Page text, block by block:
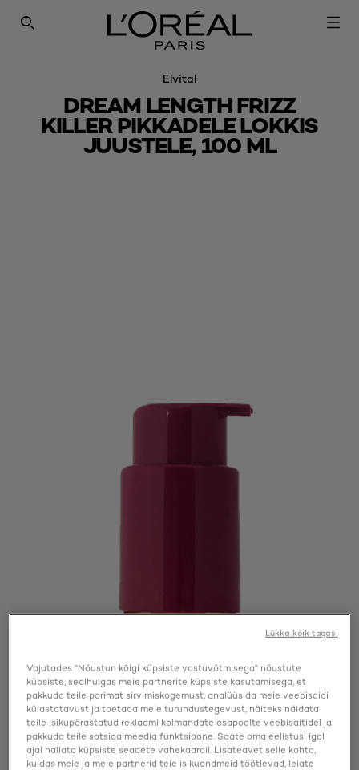
SEARCH THIS SITE
Elvital
DREAM LENGTH FRIZZ
KILLER PIKKADELE LOKKIS
JUUSTELE, 100 ML
Vajutades "Nõustun kõigi küpsiste vastuvõtmisega" nõustute
küpsiste, sealhulgas meie partnerite küpsiste kasutamisega, et
pakkuda teile parimat sirvimiskogemust, analüüsida meie veebisaidi
külastatavust ja toetada meie turundustegevust, näiteks näidata
teile isikupärastatud reklaami kolmandate osapoolte veebisaitidel ja
pakkuda teile sotsiaalmeedia funktsioone. Saate oma eelistusi igal
ajal hallata küpsiste seadete vahekaardil. Lisateavet selle kohta,
kuidas meie ja meie partnerid teie isikuandmeid töötlevad, leiate
Lükka kõik tagasi